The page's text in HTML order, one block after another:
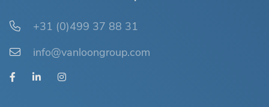
+31 (0)499 37 88 31
info@vanloongroup.com